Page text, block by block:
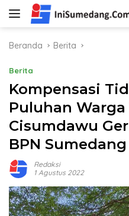
Langsung
Beranda
Berita
Berita
Kompensasi
Puluhan
Cisumdawu
BPN Sumedang
Redaksi
1 Agustus 2022